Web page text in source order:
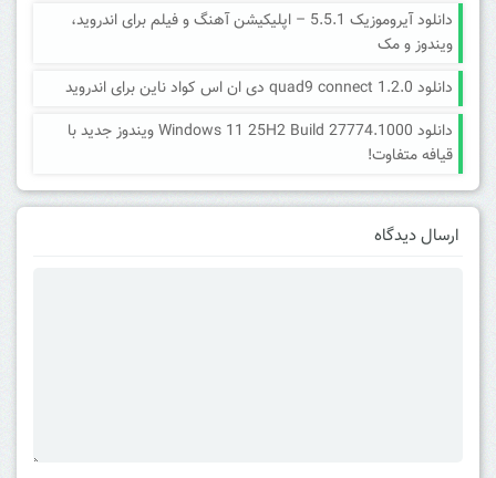
دانلود آیروموزیک 5.5.1 – اپلیکیشن آهنگ و فیلم برای اندروید،
ویندوز و مک
دانلود quad9 connect 1.2.0 دی ان اس کواد ناین برای اندروید
دانلود Windows 11 25H2 Build 27774.1000 ویندوز جدید با
قیافه متفاوت!
ارسال دیدگاه